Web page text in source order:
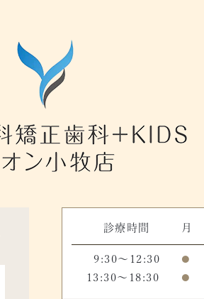
診療時間 月
9:30～12:30 ●
13:30～18:30 ●